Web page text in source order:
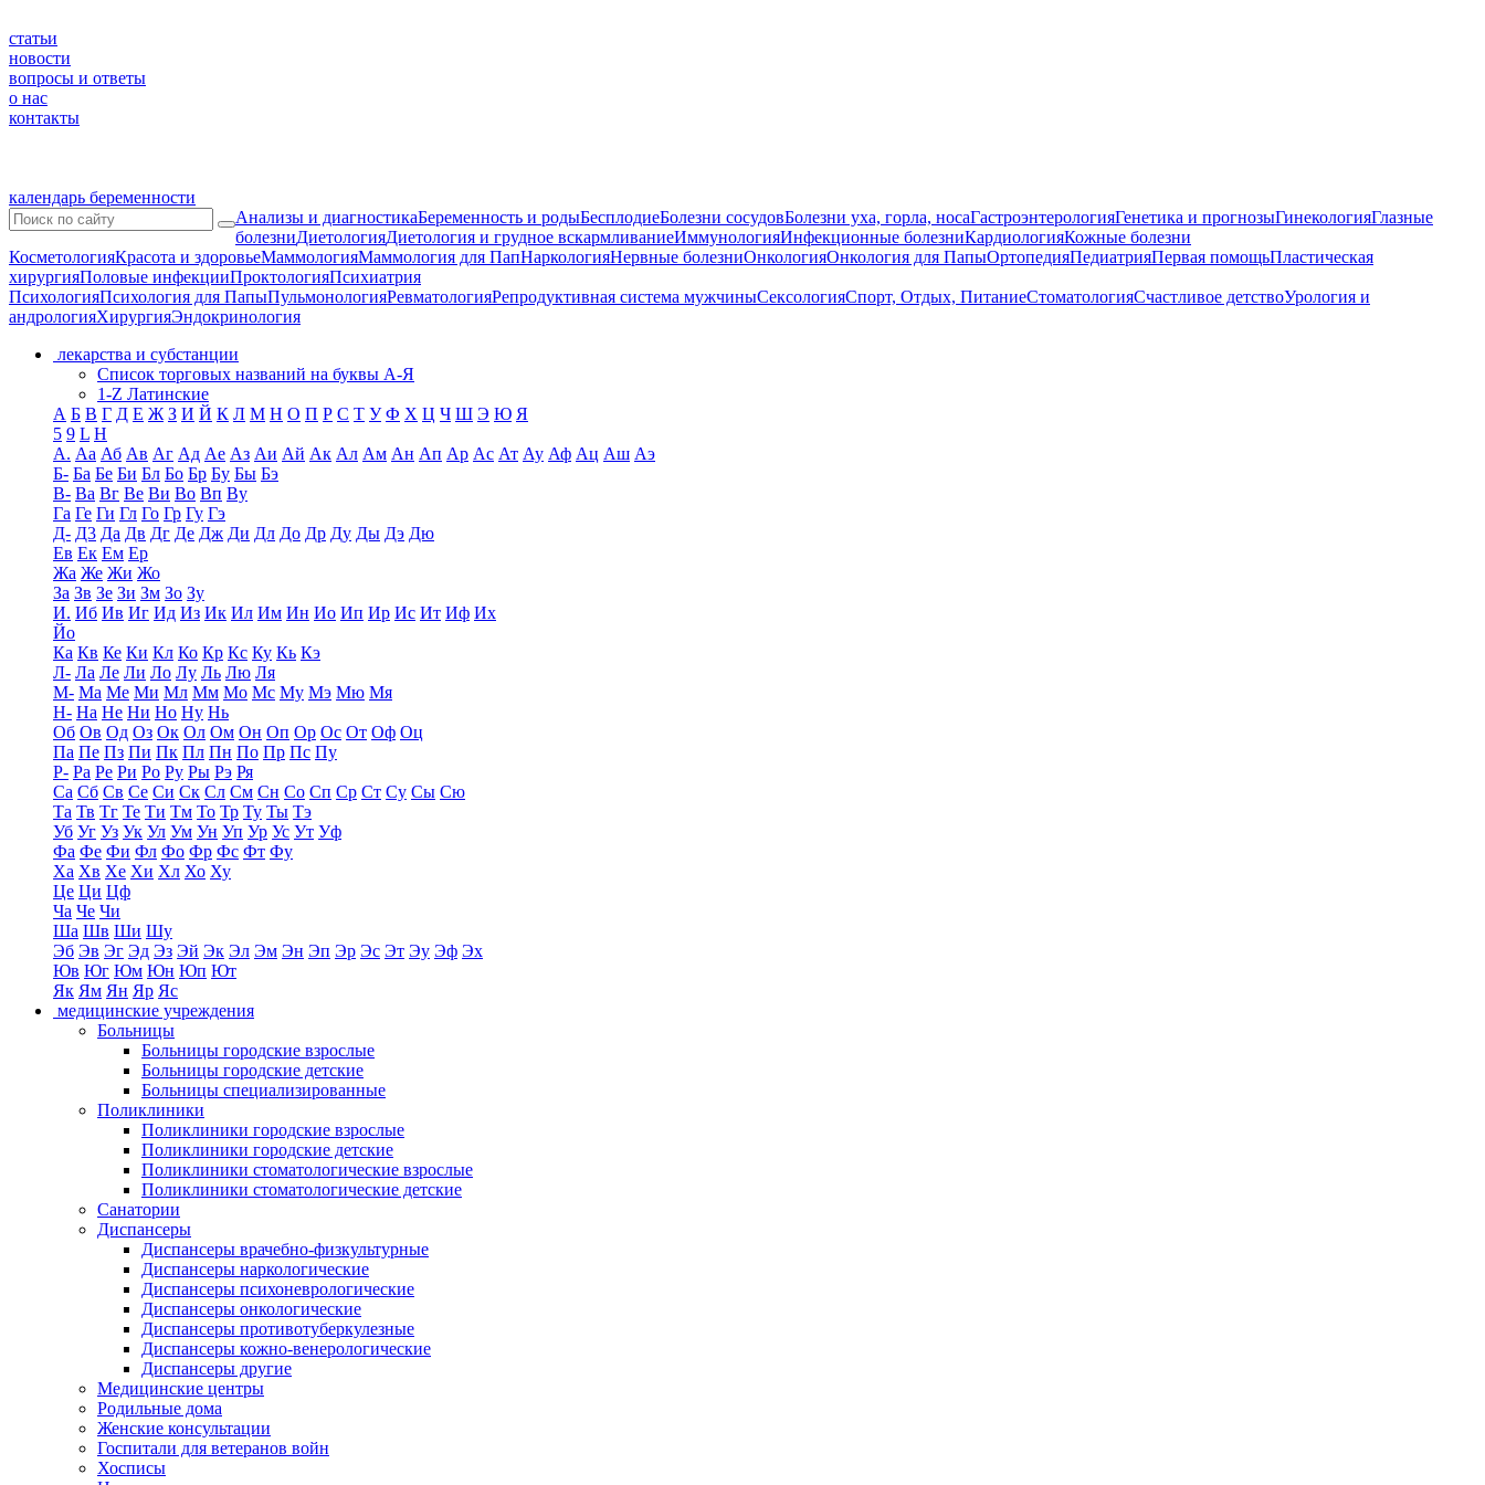
статьи
новости
вопросы и ответы
о нас
контакты
календарь беременности
Анализы и диагностикаБеременность и родыБесплодиеБолезни сосудовБолезни уха, горла, носаГастроэнтерологияГенетика и прогнозыГинекологияГлазные
болезниДиетологияДиетология и грудное вскармливаниеИммунологияИнфекционные болезниКардиологияКожные болезни
КосметологияКрасота и здоровьеМаммологияМаммология для ПапНаркологияНервные болезниОнкологияОнкология для ПапыОртопедияПедиатрияПервая помощьПластическая
хирургияПоловые инфекцииПроктологияПсихиатрия
ПсихологияПсихология для ПапыПульмонологияРевматологияРепродуктивная система мужчиныСексологияСпорт, Отдых, ПитаниеСтоматологияСчастливое детствоУрология и
андрологияХирургияЭндокринология
лекарства и субстанции
Список торговых названий на буквы А-Я
1-Z Латинские
А Б В Г Д Е Ж З И Й К Л М Н О П Р С Т У Ф Х Ц Ч Ш Э Ю Я
5 9 L H
А. Аа Аб Ав Аг Ад Ае Аз Аи Ай Ак Ал Ам Ан Ап Ар Ас Ат Ау Аф Ац Аш Аэ
Б- Ба Бе Би Бл Бо Бр Бу Бы Бэ
В- Ва Вг Ве Ви Во Вп Ву
Га Ге Ги Гл Го Гр Гу Гэ
Д- Д3 Да Дв Дг Де Дж Ди Дл До Др Ду Ды Дэ Дю
Ев Ек Ем Ер
Жа Же Жи Жо
За Зв Зе Зи Зм Зо Зу
И. Иб Ив Иг Ид Из Ик Ил Им Ин Ио Ип Ир Ис Ит Иф Их
Йо
Ка Кв Ке Ки Кл Ко Кр Кс Ку Кь Кэ
Л- Ла Ле Ли Ло Лу Ль Лю Ля
М- Ма Ме Ми Мл Мм Мо Мс Му Мэ Мю Мя
Н- На Не Ни Но Ну Нь
Об Ов Од Оз Ок Ол Ом Он Оп Ор Ос От Оф Оц
Па Пе Пз Пи Пк Пл Пн По Пр Пс Пу
Р- Ра Ре Ри Ро Ру Ры Рэ Ря
Са Сб Св Се Си Ск Сл См Сн Со Сп Ср Ст Су Сы Сю
Та Тв Тг Те Ти Тм То Тр Ту Ты Тэ
Уб Уг Уз Ук Ул Ум Ун Уп Ур Ус Ут Уф
Фа Фе Фи Фл Фо Фр Фс Фт Фу
Ха Хв Хе Хи Хл Хо Ху
Це Ци Цф
Ча Че Чи
Ша Шв Ши Шу
Эб Эв Эг Эд Эз Эй Эк Эл Эм Эн Эп Эр Эс Эт Эу Эф Эх
Юв Юг Юм Юн Юп Ют
Як Ям Ян Яр Яс
медицинские учреждения
Больницы
Больницы городские взрослые
Больницы городские детские
Больницы специализированные
Поликлиники
Поликлиники городские взрослые
Поликлиники городские детские
Поликлиники стоматологические взрослые
Поликлиники стоматологические детские
Санатории
Диспансеры
Диспансеры врачебно-физкультурные
Диспансеры наркологические
Диспансеры психоневрологические
Диспансеры онкологические
Диспансеры противотуберкулезные
Диспансеры кожно-венерологические
Диспансеры другие
Медицинские центры
Родильные дома
Женские консультации
Госпитали для ветеранов войн
Хосписы